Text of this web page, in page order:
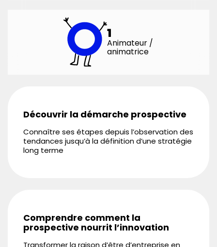
1
Animateur /
animatrice
Découvrir la démarche prospective
Connaître ses étapes depuis l’observation des
tendances jusqu’à la définition d’une stratégie
long terme
Comprendre comment la
prospective nourrit l’innovation
Transformer la raison d’être d’entreprise en